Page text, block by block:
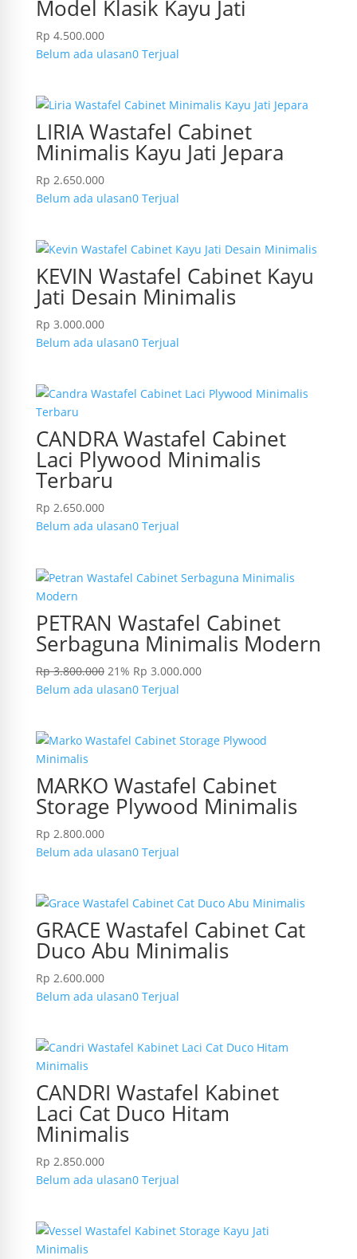
Model Klasik Kayu Jati
Rp 4.500.000
Belum ada ulasan0 Terjual
LIRIA Wastafel Cabinet
Minimalis Kayu Jati Jepara
Rp 2.650.000
Belum ada ulasan0 Terjual
KEVIN Wastafel Cabinet Kayu
Jati Desain Minimalis
Rp 3.000.000
Belum ada ulasan0 Terjual
CANDRA Wastafel Cabinet
Laci Plywood Minimalis
Terbaru
Rp 2.650.000
Belum ada ulasan0 Terjual
PETRAN Wastafel Cabinet
Serbaguna Minimalis Modern
Rp3.800.000 21% Rp 3.000.000
Belum ada ulasan0 Terjual
MARKO Wastafel Cabinet
Storage Plywood Minimalis
Rp 2.800.000
Belum ada ulasan0 Terjual
GRACE Wastafel Cabinet Cat
Duco Abu Minimalis
Rp 2.600.000
Belum ada ulasan0 Terjual
CANDRI Wastafel Kabinet
Laci Cat Duco Hitam
Minimalis
Rp 2.850.000
Belum ada ulasan0 Terjual